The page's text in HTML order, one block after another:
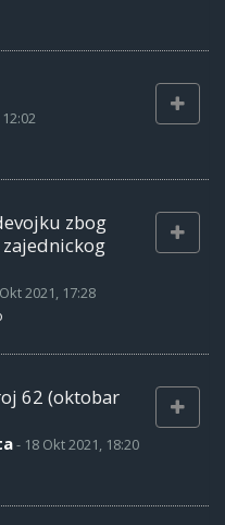
zbog
2021, 17:28
62 (oktobar
- 18 Okt 2021, 18:20